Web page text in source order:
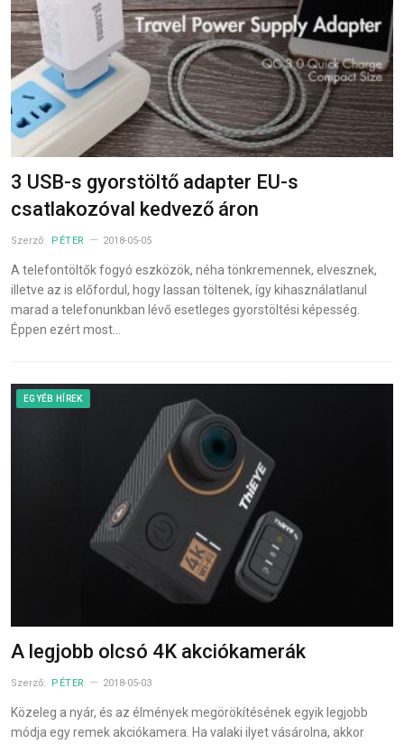
3 USB-s gyorstöltő adapter EU-s
csatlakozóval kedvező áron
Szerző: PÉTER 2018-05-05
A telefontöltők fogyó eszközök, néha tönkremennek, elvesznek,
illetve az is előfordul, hogy lassan töltenek, így kihasználatlanul
marad a telefonunkban lévő esetleges gyorstöltési képesség.
Éppen ezért most…
EGYÉB HÍREK
A legjobb olcsó 4K akciókamerák
Szerző: PÉTER 2018-05-03
Közeleg a nyár, és az élmények megörökítésének egyik legjobb
módja egy remek akciókamera. Ha valaki ilyet vásárolna, akkor